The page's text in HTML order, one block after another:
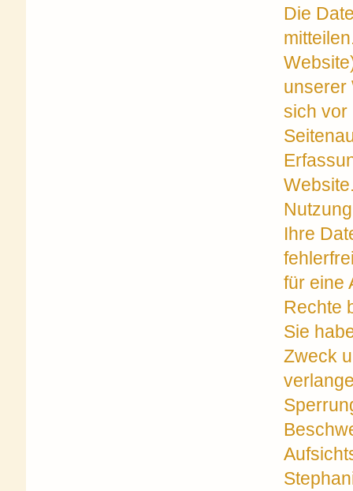
Die
unserer
sich vor
Ihre
für eine
Rechte
Sie
Zweck